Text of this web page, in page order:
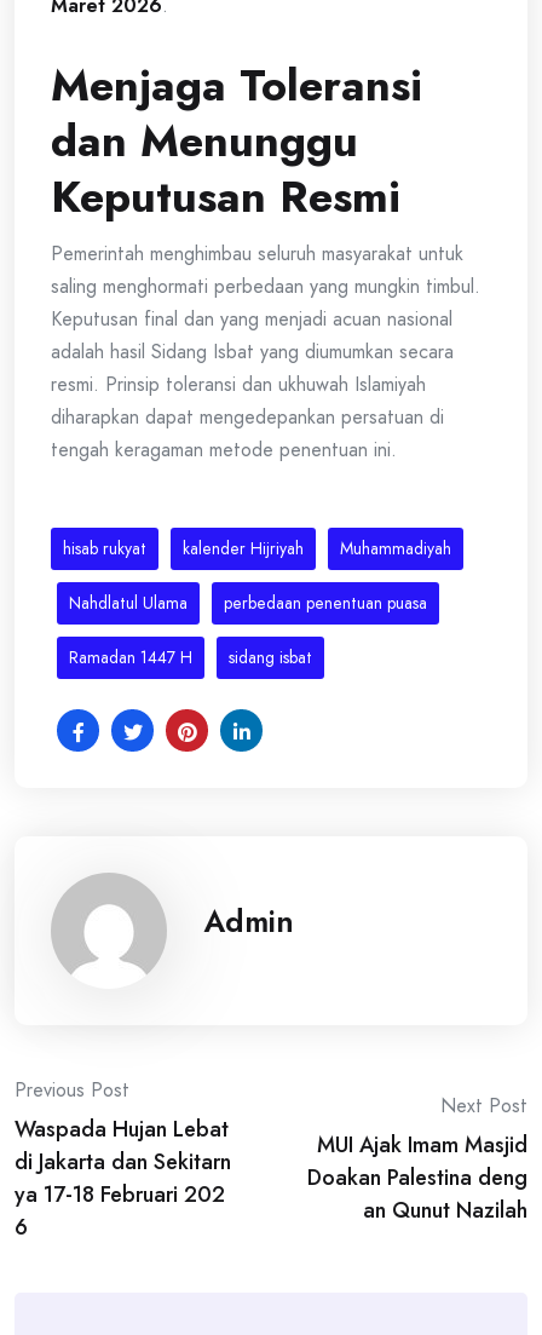
Menjaga Toleransi
dan Menunggu
Keputusan Resmi
Pemerintah menghimbau seluruh masyarakat untuk
saling menghormati perbedaan yang mungkin timbul.
Keputusan final dan yang menjadi acuan nasional
adalah hasil Sidang Isbat yang diumumkan secara
resmi. Prinsip toleransi dan ukhuwah Islamiyah
diharapkan dapat mengedepankan persatuan di
tengah keragaman metode penentuan ini.
hisab rukyat kalender Hijriyah Muhammadiyah
Nahdlatul Ulama perbedaan penentuan puasa
Ramadan 1447 H sidang isbat
Admin
Post
navigation
Previous Post
Waspada Hujan Lebat
di Jakarta dan Sekitarn
ya 17-18 Februari 202
6
Next Post
MUI Ajak Imam Masjid
Doakan Palestina deng
an Qunut Nazilah